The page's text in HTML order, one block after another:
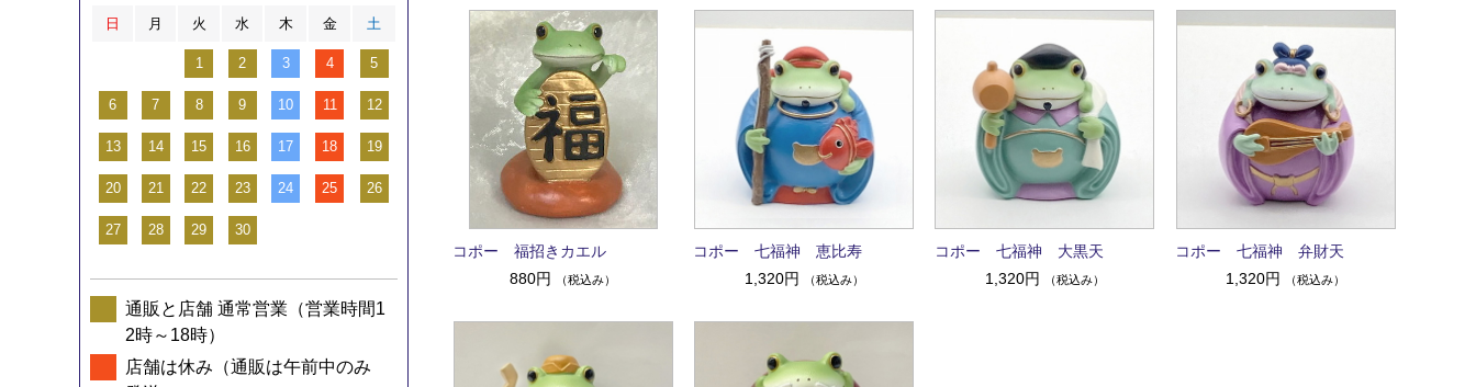
コポー 福招きカエル
880円
（税込み）
コポー 七福神 恵比寿
1,320円
（税込み）
コポー 七福神 大黒天
1,320円
（税込み）
コポー 七福神 弁財天
1,320円
（税込み）
日 月 火 水 木 金 土
1 2 3 4 5
6 7 8 9 10 11 12
13 14 15 16 17 18 19
20 21 22 23 24 25 26
27 28 29 30
通販と店舗 通常営業（営業時間1
2時～18時）
店舗は休み（通販は午前中のみ